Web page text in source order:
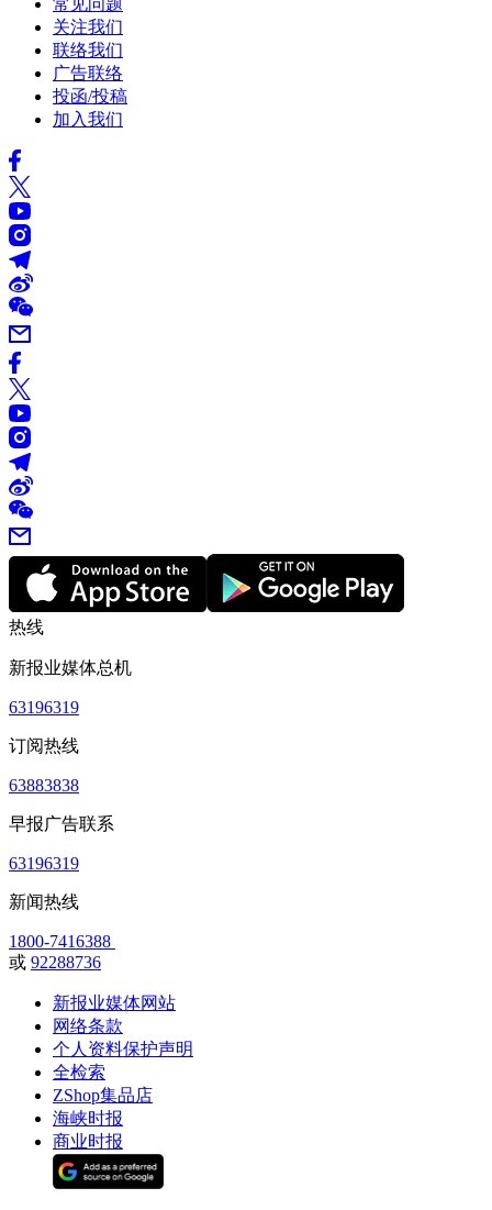
关注我们
联络我们
广告联络
投函/投稿
加入我们
热线
新报业媒体总机
63196319
订阅热线
63883838
早报广告联系
63196319
新闻热线
1800-7416388
或 92288736
新报业媒体网站
网络条款
个人资料保护声明
全检索
ZShop集品店
海峡时报
商业时报